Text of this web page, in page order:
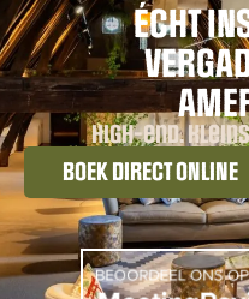
ÉCHT
high-end.
BOEK DIRECT ONLINE